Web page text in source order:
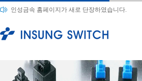
인성금속 홈페이지가 새로 단장하였습니다.